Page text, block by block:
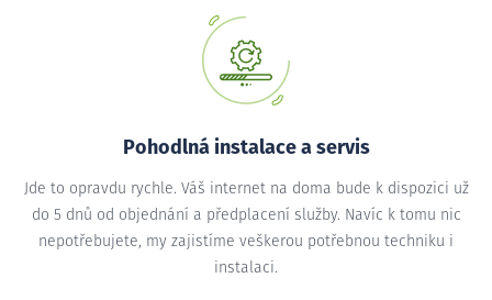
Pohodlná instalace a servis
Jde to opravdu rychle. Váš internet na doma bude k dispozici už
do 5 dnů od objednání a předplacení služby. Navíc k tomu nic
nepotřebujete, my zajistíme veškerou potřebnou techniku i
instalaci.